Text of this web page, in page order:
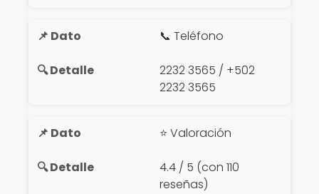
📞 Teléfono
2232 3565 / +502
2232 3565
⭐ Valoración
4.4 / 5 (con 110
reseñas)